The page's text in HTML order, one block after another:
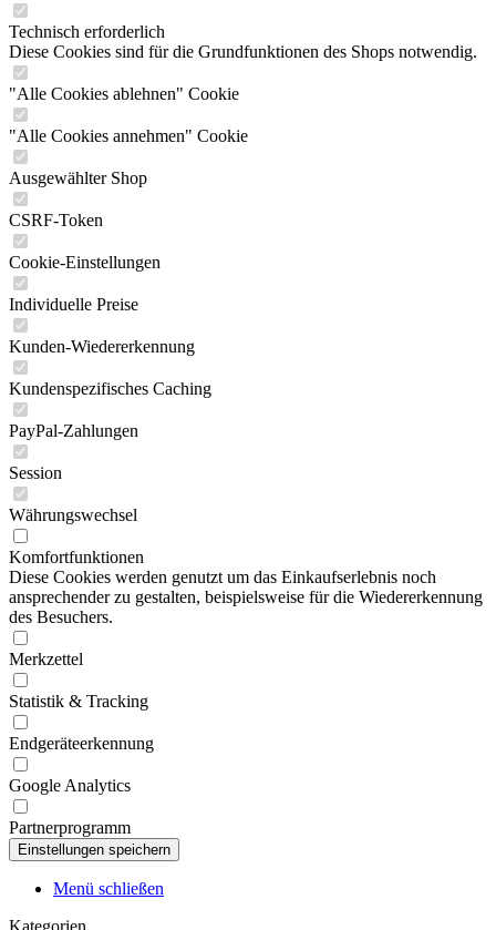
Technisch erforderlich
Diese Cookies sind für die Grundfunktionen des Shops notwendig.
"Alle Cookies ablehnen" Cookie
"Alle Cookies annehmen" Cookie
Ausgewählter Shop
CSRF-Token
Cookie-Einstellungen
Individuelle Preise
Kunden-Wiedererkennung
Kundenspezifisches Caching
PayPal-Zahlungen
Session
Währungswechsel
Komfortfunktionen
Diese Cookies werden genutzt um das Einkaufserlebnis noch
ansprechender zu gestalten, beispielsweise für die Wiedererkennung
des Besuchers.
Merkzettel
Statistik & Tracking
Endgeräteerkennung
Google Analytics
Partnerprogramm
Menü schließen
Kategorien